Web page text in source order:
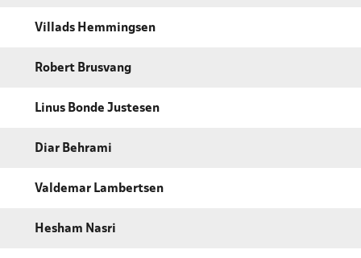
Villads Hemmingsen
Robert Brusvang
Linus Bonde Justesen
Diar Behrami
Valdemar Lambertsen
Hesham Nasri